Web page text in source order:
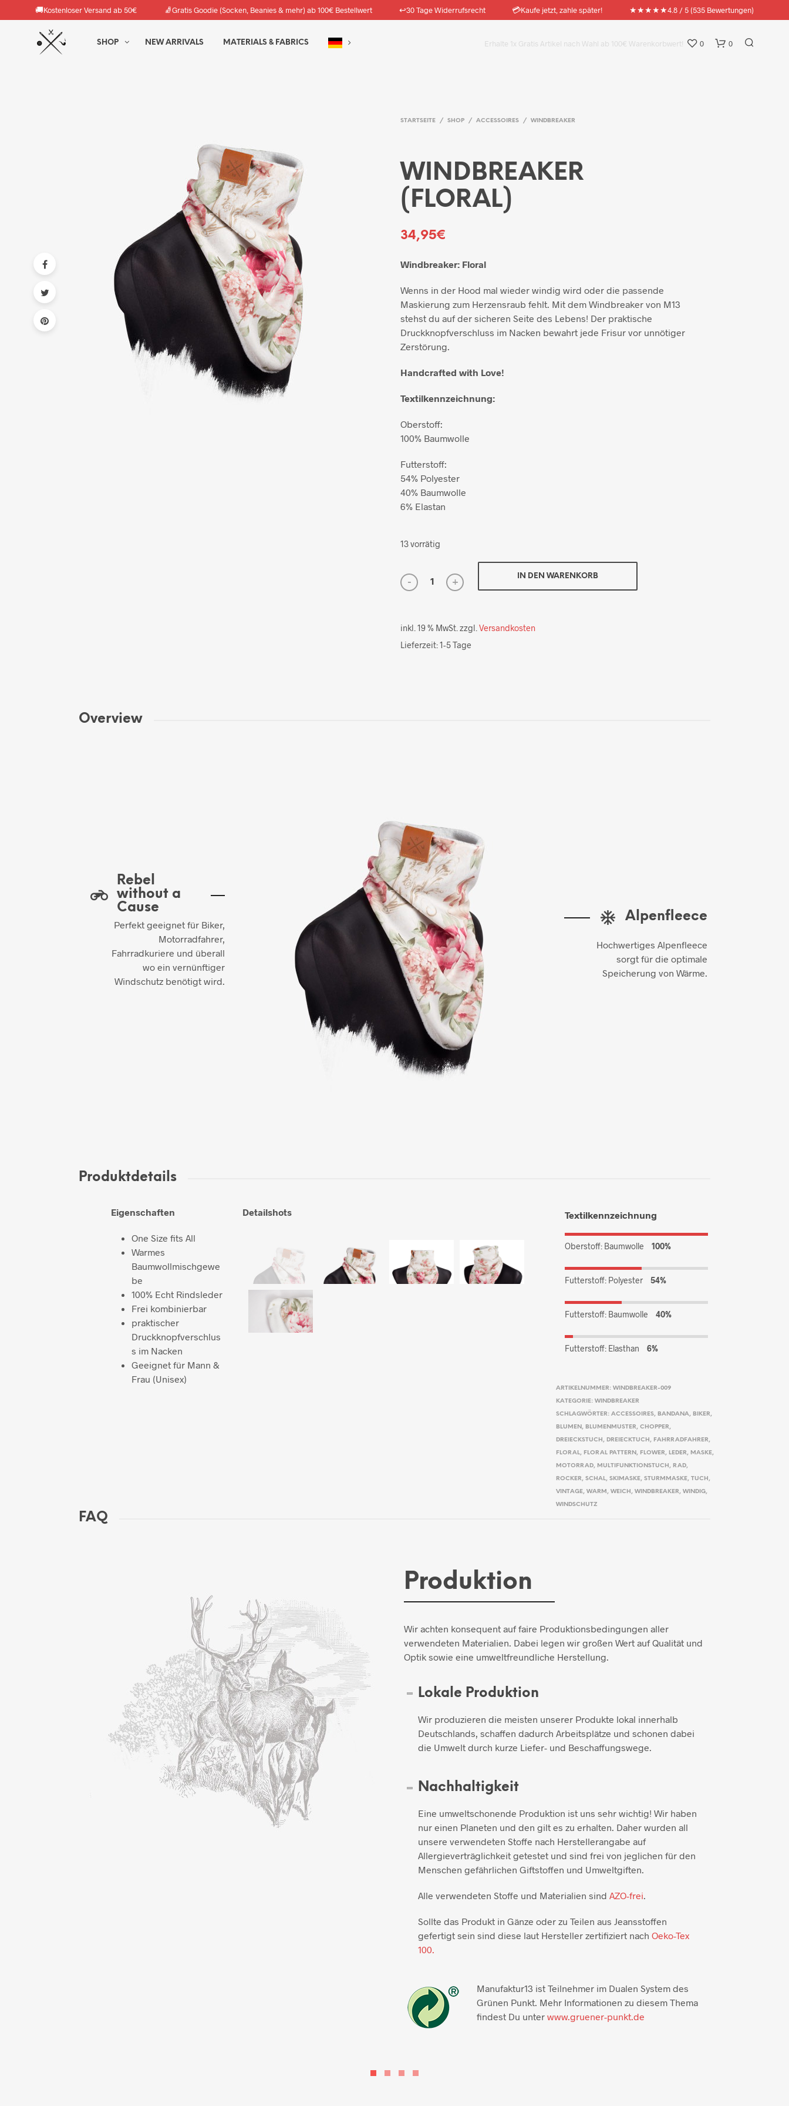
🚚Kostenloser Versand ab 50€ 🧦Gratis Goodie (Socken, Beanies & mehr) ab 100€ Bestellwert ↩️30 Tage Widerrufsrecht 💳Kaufe jetzt, zahle später! ★★★★★4.8 / 5 (535 Bewertungen)
Erhalte 1x Gratis Artikel nach Wahl ab 100€ Warenkorbwert! 0 0
SHOP NEW ARRIVALS MATERIALS & FABRICS
STARTSEITE / SHOP / ACCESSOIRES / WINDBREAKER
WINDBREAKER
(FLORAL)
34,95€
Windbreaker: Floral
Wenns in der Hood mal wieder windig wird oder die passende
Maskierung zum Herzensraub fehlt. Mit dem Windbreaker von M13
stehst du auf der sicheren Seite des Lebens! Der praktische
Druckknopfverschluss im Nacken bewahrt jede Frisur vor unnötiger
Zerstörung.
Handcrafted with Love!
Textilkennzeichnung:
Oberstoff:
100% Baumwolle
Futterstoff:
54% Polyester
40% Baumwolle
6% Elastan
13 vorrätig
IN DEN WARENKORB
inkl. 19 % MwSt. zzgl. Versandkosten
Lieferzeit:1-5 Tage
Overview
Rebel
without a
Cause
Perfekt geeignet für Biker,
Motorradfahrer,
Fahrradkuriere und überall
wo ein vernünftiger
Windschutz benötigt wird.
Alpenfleece
Hochwertiges Alpenfleece
sorgt für die optimale
Speicherung von Wärme.
Produktdetails
Eigenschaften
One Size fits All
Warmes
Baumwollmischgewe
be
100% Echt Rindsleder
Frei kombinierbar
praktischer
Druckknopfverschlus
s im Nacken
Geeignet für Mann &
Frau (Unisex)
Detailshots Textilkennzeichnung
Oberstoff: Baumwolle 100%
Futterstoff: Polyester 54%
Futterstoff: Baumwolle 40%
Futterstoff: Elasthan 6%
ARTIKELNUMMER: WINDBREAKER-009
KATEGORIE: WINDBREAKER
SCHLAGWÖRTER: ACCESSOIRES, BANDANA, BIKER,
BLUMEN , BLUMENMUSTER, CHOPPER,
DREIECKSTUCH , DREIECKTUCH , FAHRRADFAHRER,
FLORAL, FLORAL PATTERN , FLOWER, LEDER, MASKE,
MOTORRAD, MULTIFUNKTIONSTUCH , RAD,
ROCKER, SCHAL, SKIMASKE, STURMMASKE, TUCH ,
VINTAGE, WARM , WEICH , WINDBREAKER, WINDIG,
WINDSCHUTZ
FAQ
Produktion
Wir achten konsequent auf faire Produktionsbedingungen aller
verwendeten Materialien. Dabei legen wir großen Wert auf Qualität und
Optik sowie eine umweltfreundliche Herstellung.
Lokale Produktion
Wir produzieren die meisten unserer Produkte lokal innerhalb
Deutschlands, schaffen dadurch Arbeitsplätze und schonen dabei
die Umwelt durch kurze Liefer- und Beschaffungswege.
Nachhaltigkeit
Eine umweltschonende Produktion ist uns sehr wichtig! Wir haben
nur einen Planeten und den gilt es zu erhalten. Daher wurden all
unsere verwendeten Stoffe nach Herstellerangabe auf
Allergieverträglichkeit getestet und sind frei von jeglichen für den
Menschen gefährlichen Giftstoffen und Umweltgiften.
Alle verwendeten Stoffe und Materialien sindAZO-frei.
Sollte das Produkt in Gänze oder zu Teilen aus Jeansstoffen
gefertigt sein sind diese laut Hersteller zertifiziert nachOeko-Tex
100.
Manufaktur13 ist Teilnehmer im Dualen System des
Grünen Punkt. Mehr Informationen zu diesem Thema
findest Du unter www.gruener-punkt.de